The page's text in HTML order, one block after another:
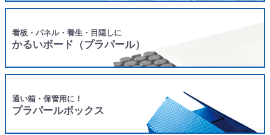
看板・パネル・養生・目隠しに
かるいボード（プラパール）
通い箱・保管用に！
プラパールボックス